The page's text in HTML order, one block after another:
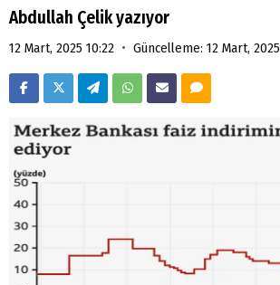
Abdullah Çelik yazıyor
12 Mart, 2025 10:22 • Güncelleme: 12 Mart,